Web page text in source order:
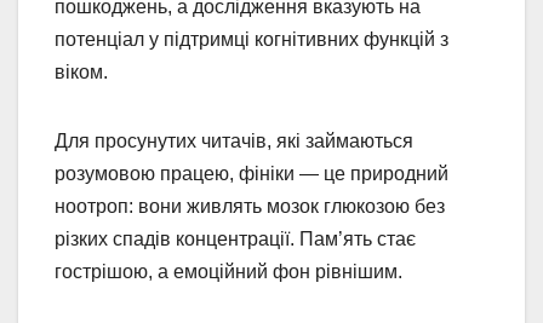
пошкоджень, а дослідження вказують на
потенціал у підтримці когнітивних функцій з
віком.
Для просунутих читачів, які займаються
розумовою працею, фініки — це природний
ноотроп: вони живлять мозок глюкозою без
різких спадів концентрації. Пам’ять стає
гострішою, а емоційний фон рівнішим.